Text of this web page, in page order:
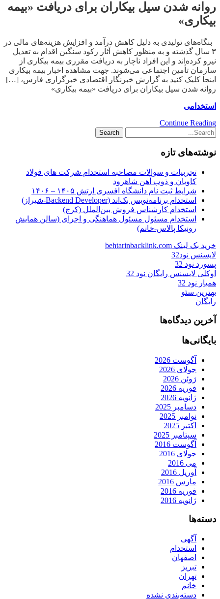
روانه شدن سیل بیکاران برای دریافت «بیمه
بیکاری»
بنگاه‌های تولیدی به دلیل کاهش درآمد و افزایش هزینه‌های مالی در
۳ سال گذشته و به منظور کاهش آثار رکود سنگین اقدام به تعدیل
نیرو کرده‌اند و این افراد ناچار به دریافت مقرری بیمه بیکاری از
سازمان تأمین اجتماعی می‌شوند. جهت مشاهده اخبار بیمه بیکاری
اینجا کلیک کنید به گزارش خبرنگار اقتصادی خبرگزاری فارس، […]
روانه شدن سیل بیکاران برای دریافت «بیمه بیکاری»
استخدامی
Continue Reading
نوشته‌های تازه
تجربیات و سوالات مصاحبه استخدام شرکت های فولاد
کاویان و ذوب آهن شاهرود
شرایط ثبت نام دانشگاه افسری ارتش ۱۴۰۵ – ۱۴۰۶
استخدام برنامه‌نویس بک‌اند (Backend Developer-شیراز)
استخدام کارشناس فروش بین‌الملل (کرج)
استخدام مسئول مسئول هماهنگی و اجرای (سالن همایش
رونیکا پالاس-خانم)
خرید بک لینک behtarinbacklink.com
لایسنس نود32
پسورد نود 32
اوکلی لایسنس رایگان نود 32
همیار نود 32
بهترین سئو
رایگان
آخرین دیدگاه‌ها
بایگانی‌ها
آگوست 2026
جولای 2026
ژوئن 2026
فوریه 2026
ژانویه 2026
دسامبر 2025
نوامبر 2025
اکتبر 2025
سپتامبر 2025
آگوست 2016
جولای 2016
می 2016
آوریل 2016
مارس 2016
فوریه 2016
ژانویه 2016
دسته‌ها
آگهی
استخدام
اصفهان
تبریز
تهران
خانم
دسته‌بندی نشده